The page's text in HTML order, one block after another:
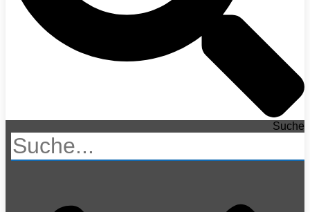
Suche